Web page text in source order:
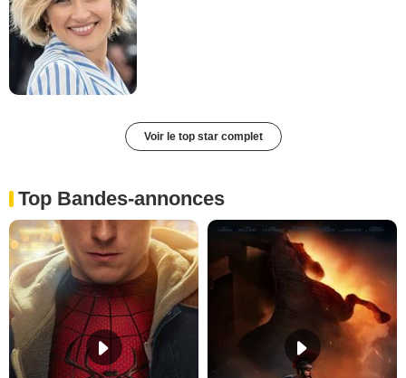
Voir le top star complet
Top Bandes-annonces